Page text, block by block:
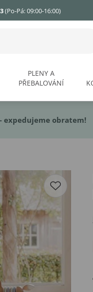
(Po-Pá: 09:00-16:00)
PLENY A
PŘEBALOVÁNÍ
expedujeme obratem!